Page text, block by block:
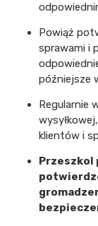
Powiąż
sprawami i
późniejsze
Regularnie
klientów i
Przeszkol